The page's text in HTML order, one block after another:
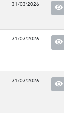
31/03/2026
31/03/2026
31/03/2026